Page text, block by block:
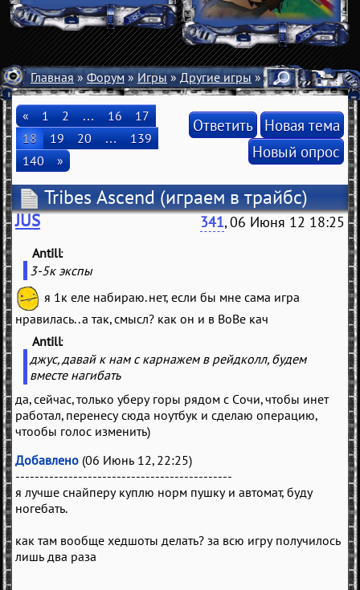
Главная»Форум»Игры»Другие игры» Tribes Ascend
« 1 2 … 16
17
18
19 20 …
139
140
»
Ответить Новая тема
Новый опрос
Tribes Ascend (играем в трайбс)
JUS 341, 06 Июня 12 18:25
Antill
3-5к экспы
я 1к еле набираю. нет, если бы мне сама игра
нравилась.. а так, смысл? как он и в ВоВе кач
Antill
джус, давай к нам с карнажем в рейдколл, будем
вместе нагибать
да, сейчас, только уберу горы рядом с Сочи, чтобы инет
работал, перенесу сюда ноутбук и сделаю операцию,
чтообы голос изменить)
Добавлено (06 Июнь 12, 22:25)
---------------------------------------------
я лучше снайперу куплю норм пушку и автомат, буду
ногебать.
как там вообще хедшоты делать? за всю игру получилось
лишь два раза